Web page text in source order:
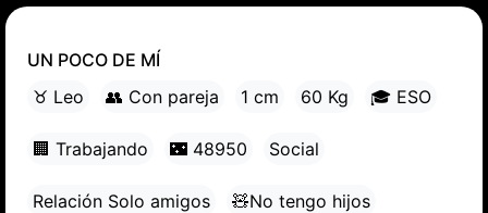
UN POCO DE MÍ
♉ Leo
👥 Con pareja 1 cm 60 Kg 🎓 ESO
🏢 Trabajando 🌃 48950 Social
Relación Solo amigos 🧸No tengo hijos